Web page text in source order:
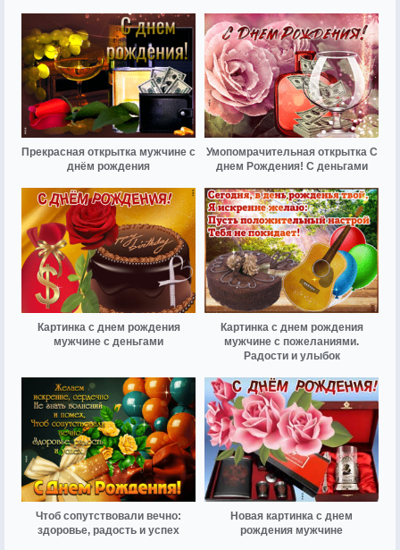
Прекрасная открытка мужчине с
днём рождения
Умопомрачительная открытка С
днем Рождения! С деньгами
Картинка с днем рождения
мужчине с деньгами
Картинка с днем рождения
мужчине с пожеланиями.
Радости и улыбок
Чтоб сопутствовали вечно:
здоровье, радость и успех
Новая картинка с днем
рождения мужчине